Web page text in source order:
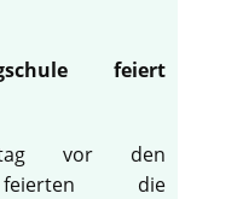
feiert
vor den
feierten die